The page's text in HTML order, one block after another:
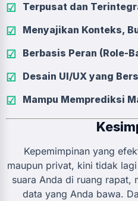
Terpusat dan
Menyajikan Konteks,
Berbasis Peran (Role-
Desain UI/UX yang
Mampu Memprediksi
Kepemimpinan yang
maupun privat, kini tidak
suara Anda di ruang rapat,
data yang Anda bawa.